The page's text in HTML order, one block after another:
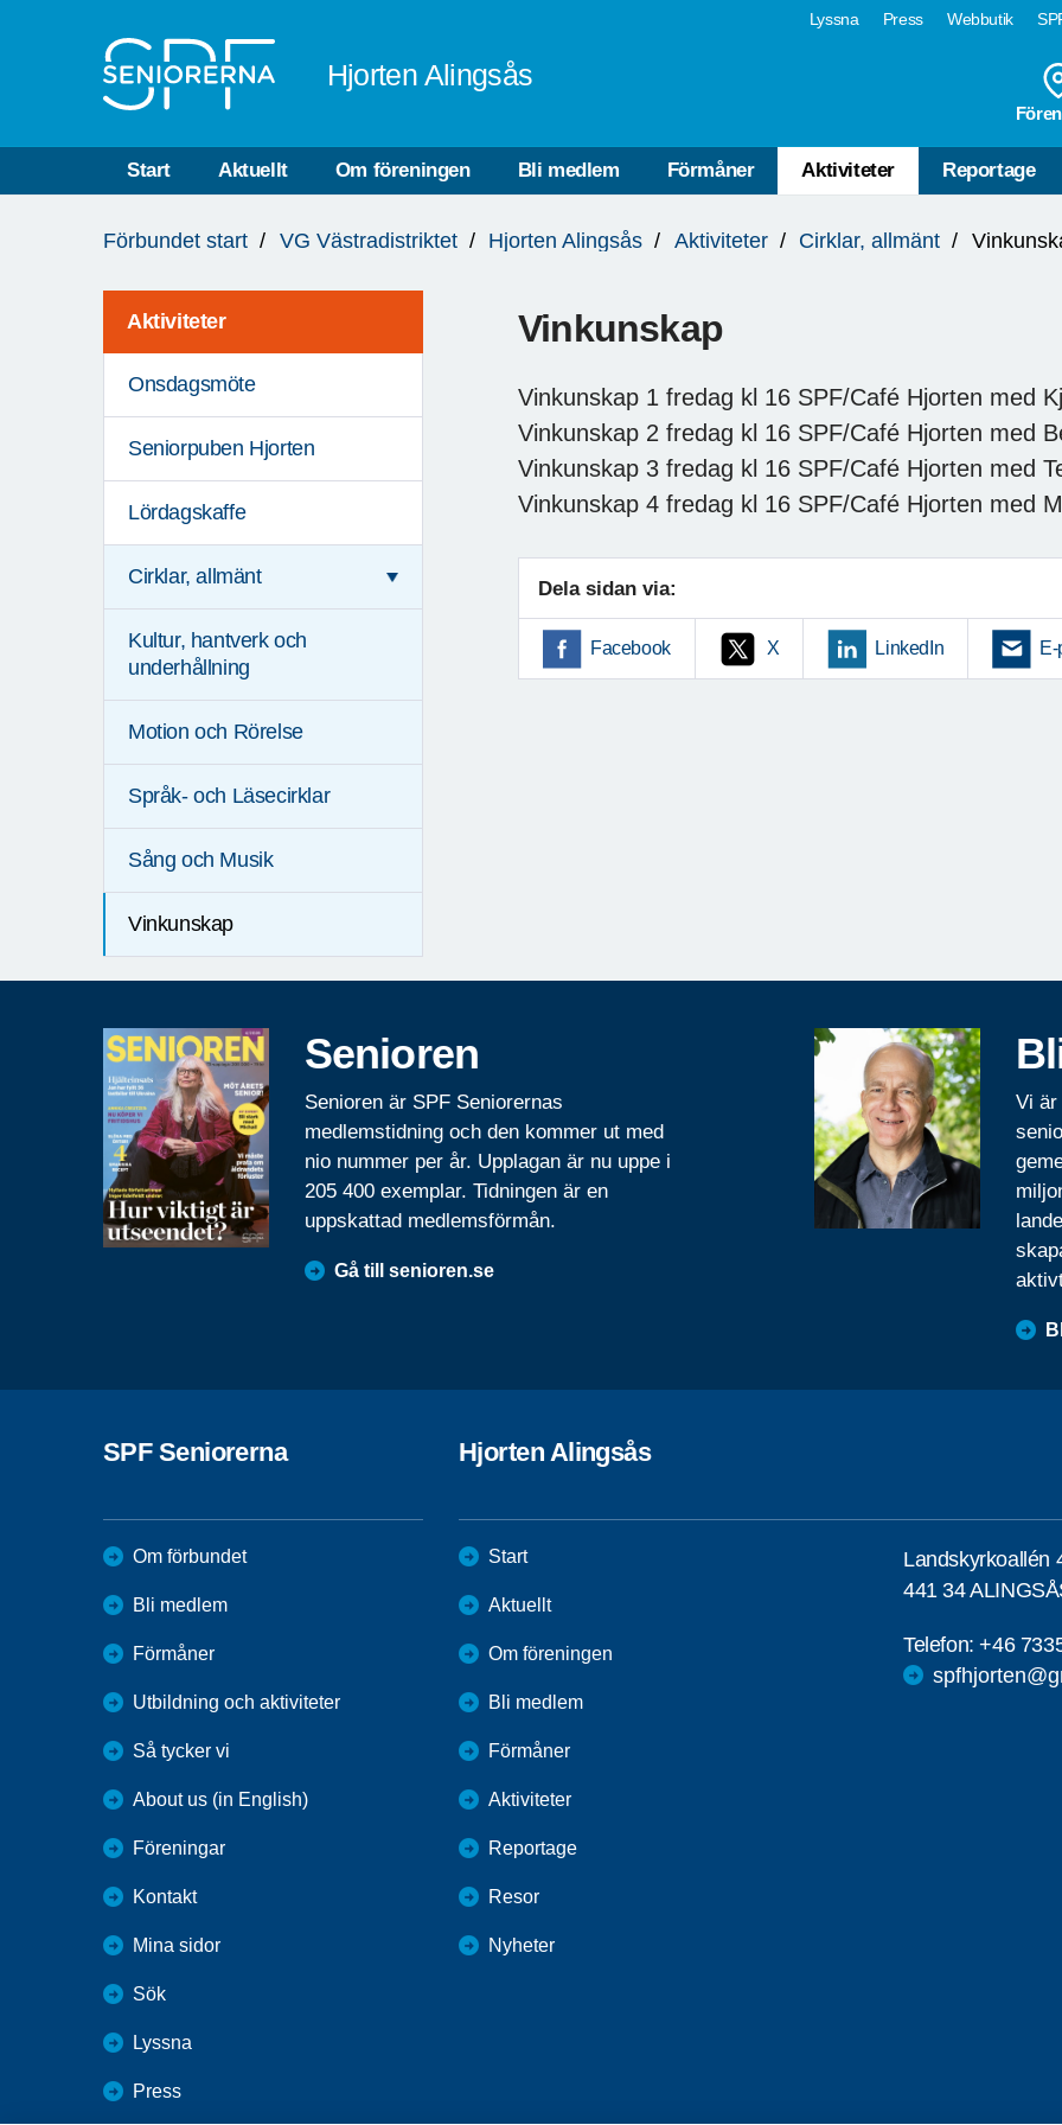
Lyssna Press Webbutik
Hjorten Alingsås
Start Aktuellt Om föreningen Bli medlem Förmåner Aktiviteter Reportage
är
Förbundet start VG Västradistriktet Hjorten Alingsås Aktiviteter Cirklar, allmänt
Aktiviteter
Onsdagsmöte
Seniorpuben Hjorten
Lördagskaffe
Cirklar, allmänt
Kultur, hantverk och
underhållning
Motion och Rörelse
Språk- och Läsecirklar
Sång och Musik
Vinkunskap
Vinkunskap
Vinkunskap 1 fredag kl 16 SPF/Café Hjorten med
Vinkunskap 2 fredag kl 16 SPF/Café Hjorten med
Vinkunskap 3 fredag kl 16 SPF/Café Hjorten med
Vinkunskap 4 fredag kl 16 SPF/Café Hjorten med
Dela sidan via:
Facebook X LinkedIn
Senioren
Senioren är SPF Seniorernas
medlemstidning och den kommer ut med
nio nummer per år. Upplagan är nu uppe i
205 400 exemplar. Tidningen är en
uppskattad medlemsförmån.
Gå till senioren.se
Vi är
SPF Seniorerna
Om förbundet
Bli medlem
Förmåner
Utbildning och aktiviteter
Så tycker vi
About us (in English)
Föreningar
Kontakt
Mina sidor
Sök
Lyssna
Press
Hjorten Alingsås
Start
Aktuellt
Om föreningen
Bli medlem
Förmåner
Aktiviteter
Reportage
Resor
Nyheter
Landskyrkoallén
441 34
Telefon:+46